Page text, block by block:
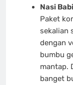
Nasi
Paket
sekalian
dengan
bumbu
mantap.
banget